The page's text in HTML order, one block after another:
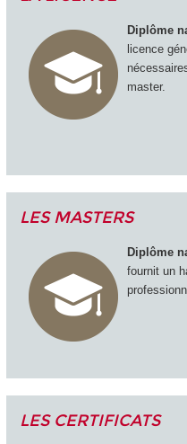
Diplôme
licence
master.
LES MASTERS
Diplôme
fournit un
LES CERTIFICATS